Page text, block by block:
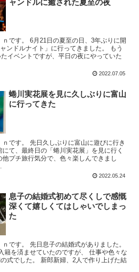
ャンドルに癒された夏至の夜
です。 6月21日の夏至の日、3年ぶりに開
ンドルナイト」に行ってきました。 もう
イベントですが、平日の夜にやっていた
2022.07.05
蜷川実花展を見に久しぶりに富山
に行ってきた
ｎです。 先日久しぶりに富山に遊びに行き
て、最終日の「蜷川実花展」を見に行く
プチ旅行気分で、色々楽しんできまし
2022.05.24
息子の結婚式初めて尽くしで感慨
深くて嬉しくてはしゃいでしまっ
た
です。 先日息子の結婚式がありました。
籍を済ませていたのですが、 仕事や色々な
式でした。 新郎新婦、2人で作り上げた結